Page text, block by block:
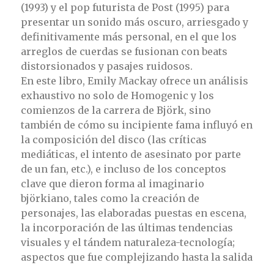
(1993) y el pop futurista de Post (1995) para
presentar un sonido más oscuro, arriesgado y
definitivamente más personal, en el que los
arreglos de cuerdas se fusionan con beats
distorsionados y pasajes ruidosos.
En este libro, Emily Mackay ofrece un análisis
exhaustivo no solo de Homogenic y los
comienzos de la carrera de Björk, sino
también de cómo su incipiente fama influyó en
la composición del disco (las críticas
mediáticas, el intento de asesinato por parte
de un fan, etc.), e incluso de los conceptos
clave que dieron forma al imaginario
björkiano, tales como la creación de
personajes, las elaboradas puestas en escena,
la incorporación de las últimas tendencias
visuales y el tándem naturaleza-tecnología;
aspectos que fue complejizando hasta la salida